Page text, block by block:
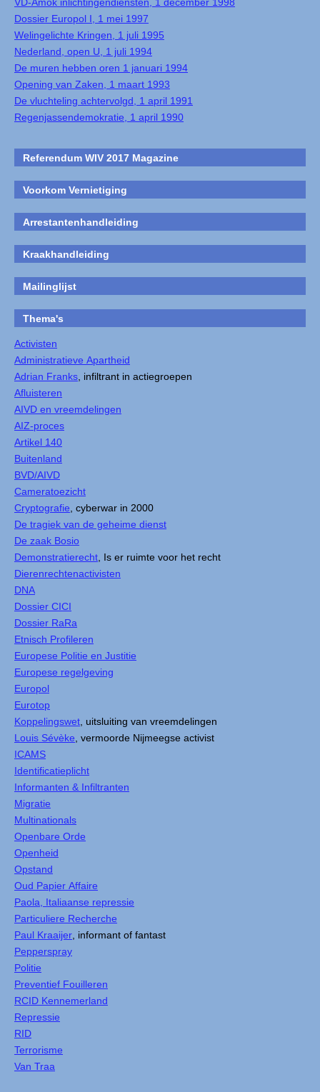
Dossier Europol I, 1 mei 1997
Welingelichte Kringen, 1 juli 1995
Nederland, open U, 1 juli 1994
De muren hebben oren 1 januari 1994
Opening van Zaken, 1 maart 1993
De vluchteling achtervolgd, 1 april 1991
Regenjassendemokratie, 1 april 1990
Referendum WIV 2017 Magazine
Voorkom Vernietiging
Arrestantenhandleiding
Kraakhandleiding
Mailinglijst
Thema's
Activisten
Administratieve Apartheid
Adrian Franks , infiltrant in actiegroepen
Afluisteren
AIVD en vreemdelingen
AIZ-proces
Artikel 140
Buitenland
BVD/AIVD
Cameratoezicht
Cryptografie , cyberwar in 2000
De tragiek van de geheime dienst
De zaak Bosio
Demonstratierecht , Is er ruimte voor het recht
Dierenrechtenactivisten
DNA
Dossier CICI
Dossier RaRa
Etnisch Profileren
Europese Politie en Justitie
Europese regelgeving
Europol
Eurotop
Koppelingswet , uitsluiting van vreemdelingen
Louis Sévèke , vermoorde Nijmeegse activist
ICAMS
Identificatieplicht
Informanten & Infiltranten
Migratie
Multinationals
Openbare Orde
Openheid
Opstand
Oud Papier Affaire
Paola, Italiaanse repressie
Particuliere Recherche
Paul Kraaijer , informant of fantast
Pepperspray
Politie
Preventief Fouilleren
RCID Kennemerland
Repressie
RID
Terrorisme
Van Traa